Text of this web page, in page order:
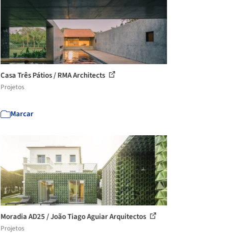
Casa Três Pátios / RMA Architects
Projetos
Marcar
Moradia AD25 / João Tiago Aguiar Arquitectos
Projetos